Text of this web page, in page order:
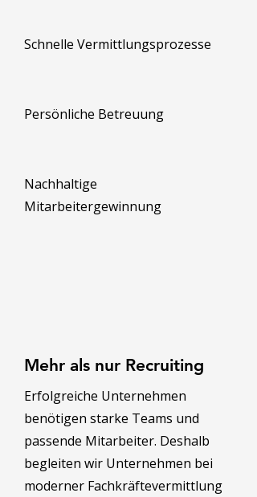
Schnelle Vermittlungsprozesse
Persönliche Betreuung
Nachhaltige
Mitarbeitergewinnung
Mehr als nur Recruiting
Erfolgreiche Unternehmen
benötigen starke Teams und
passende Mitarbeiter. Deshalb
begleiten wir Unternehmen bei
moderner Fachkräftevermittlung